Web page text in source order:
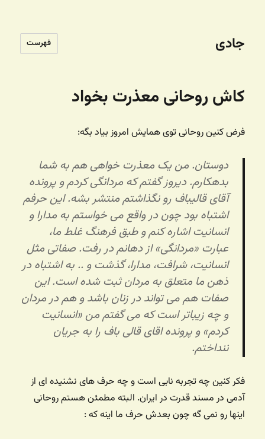
جادی فهرست
کاش روحانی معذرت بخواد
فرض کنین روحانی توی همایش امروز بیاد بگه:
دوستان. من یک معذرت خواهی هم به شما
بدهکارم. دیروز گفتم که مردانگی کردم و پرونده
آقای قالیباف رو نگذاشتم منتشر بشه. این حرفم
اشتباه بود چون در واقع می خواستم به مدارا و
انسانیت اشاره کنم و طبق فرهنگ غلط ما،
عبارت «مردانگی» از دهانم در رفت. صفاتی مثل
انسانیت، شرافت، مدارا، گذشت و .. به اشتباه در
ذهن ما متعلق به مردان ثبت شده است. این
صفات هم می تواند در زنان باشد و هم در مردان
و چه زیباتر است که می گفتم من «انسانیت
کردم» و پرونده اقای قالی باف را به جریان
ننداختم.
فکر کنین چه تجربه نابی است و چه حرف های نشنیده ای از
آدمی در مسند قدرت در ایران. البته مطمئن هستم روحانی
اینها رو نمی گه چون بعدش حرف ما اینه که :